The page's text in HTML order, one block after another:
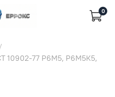
0
10902-77 Р6М5, Р6М5К5,